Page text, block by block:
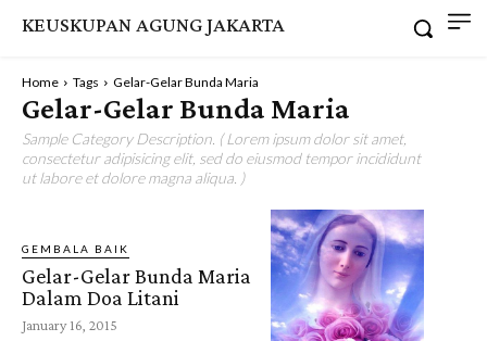
KEUSKUPAN AGUNG JAKARTA
Home Tags Gelar-Gelar Bunda Maria
Gelar-Gelar Bunda Maria
Sample Category Description. ( Lorem ipsum dolor sit amet,
consectetur adipisicing elit, sed do eiusmod tempor incididunt
ut labore et dolore magna aliqua. )
GEMBALA BAIK
Gelar-Gelar Bunda Maria
Dalam Doa Litani
January 16, 2015